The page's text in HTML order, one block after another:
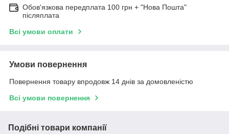
Обов'язкова передплата 100 грн + "Нова Пошта"
післяплата
Всі умови оплати
Умови повернення
Повернення товару впродовж 14 днів за домовленістю
Всі умови повернення
Подібні товари компанії